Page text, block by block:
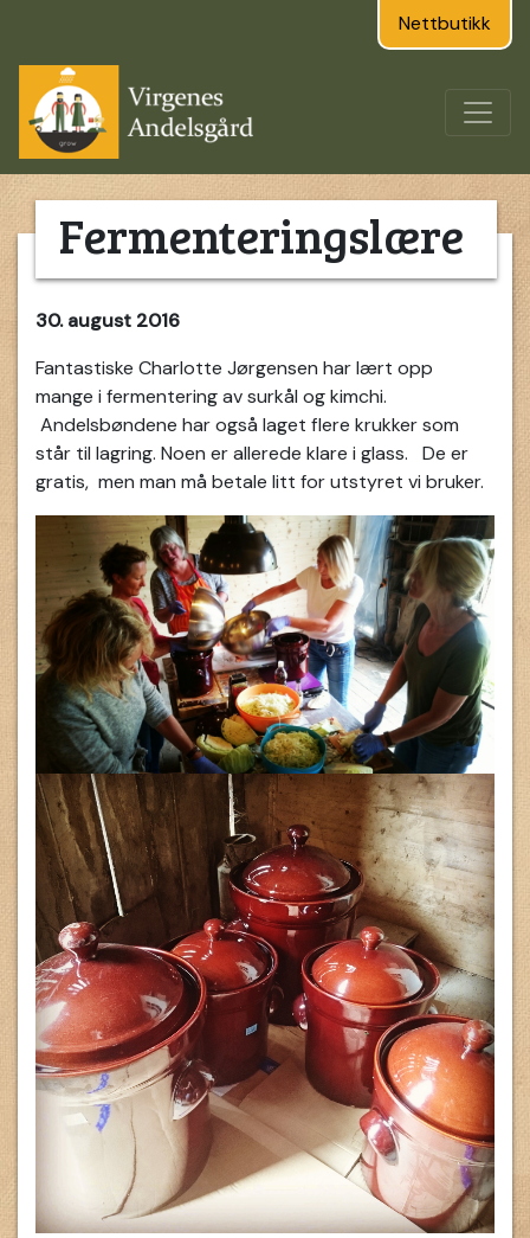
Nettbutikk
Fermenteringslære
30. august 2016
Fantastiske Charlotte Jørgensen har lært opp
mange i fermentering av surkål og kimchi.
Andelsbøndene har også laget flere krukker som
står til lagring. Noen er allerede klare i glass. De er
gratis, men man må betale litt for utstyret vi bruker.